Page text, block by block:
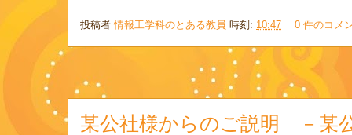
投稿者情報工学科のとある教員 時刻: 10:47 0 件のコメ
某公社様からのご説明 －某